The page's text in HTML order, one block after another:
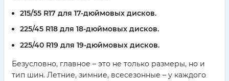
215/55 R17 для 17-дюймовых дисков.
225/45 R18 для 18-дюймовых дисков.
225/40 R19 для 19-дюймовых дисков.
Безусловно, главное – это не только размеры, но и
тип шин. Летние, зимние, всесезонные – у каждого